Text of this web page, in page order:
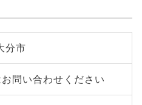
分市
問い合わせください